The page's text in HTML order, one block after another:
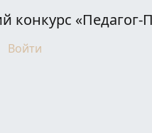
конкурс «Педагог-
Войти